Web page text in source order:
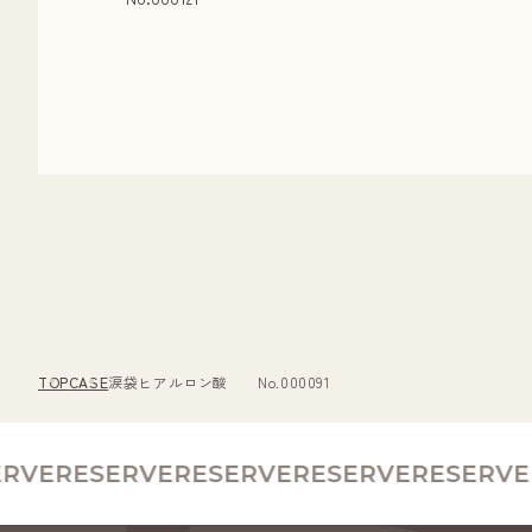
TOPCASE涙袋ヒアルロン酸 No.000091
RESERVERESERVERESERVERESERVE